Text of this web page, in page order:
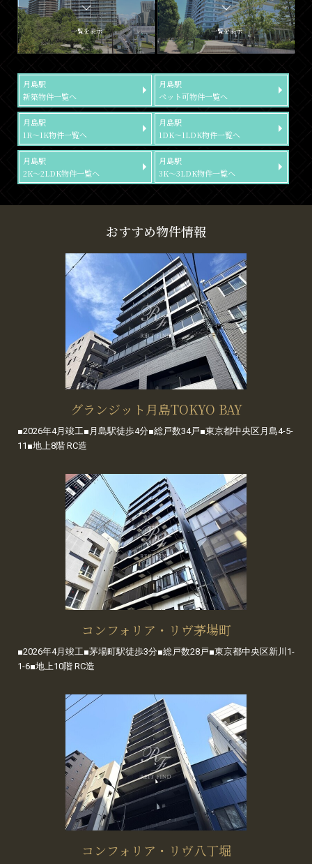
一覧を表示 一覧を表示
月島駅
新築物件一覧へ
月島駅
ペット可物件一覧へ
月島駅
1R～1K物件一覧へ
月島駅
1DK～1LDK物件一覧へ
月島駅
2K～2LDK物件一覧へ
月島駅
3K～3LDK物件一覧へ
おすすめ物件情報
グランジット月島TOKYO BAY
■2026年4月竣工■月島駅徒歩4分■総戸数34戸■東京都中央区月島4-5-
11■地上8階 RC造
コンフォリア・リヴ茅場町
■2026年4月竣工■茅場町駅徒歩3分■総戸数28戸■東京都中央区新川1-
1-6■地上10階 RC造
コンフォリア・リヴ八丁堀